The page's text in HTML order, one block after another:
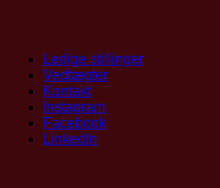
Ledige stillinger
Vedtægter
Kontakt
Instagram
Facebook
LinkedIn